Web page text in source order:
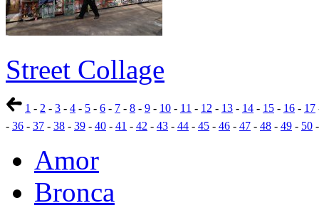
Street Collage
1 - 2 - 3 - 4 - 5 - 6 - 7 - 8 - 9 - 10 - 11 - 12 - 13 - 14 - 15 - 16 - 17
- 36 - 37 - 38 - 39 - 40 - 41 - 42 - 43 - 44 - 45 - 46 - 47 - 48 - 49 - 50
Amor
Bronca